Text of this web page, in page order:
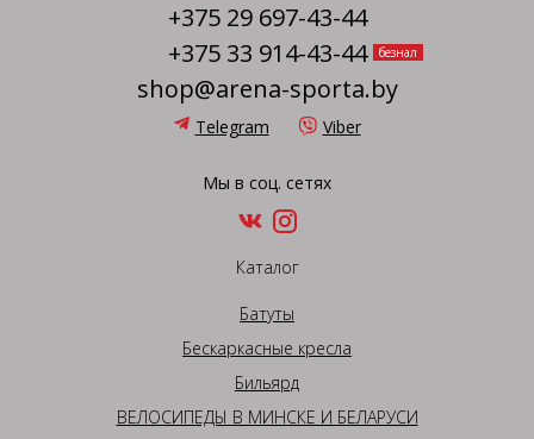
+375 29 697-43-44
+375 33 914-43-44
безнал
shop@arena-sporta.by
Telegram Viber
Мы в соц. сетях
Каталог
Батуты
Бескаркасные кресла
Бильярд
ВЕЛОСИПЕДЫ В МИНСКЕ И БЕЛАРУСИ